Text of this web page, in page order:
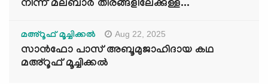
നിന്ന് മലബാർ തീരങ്ങളിലേക്കുള്ള...
മഅ്റൂഫ് മൂച്ചിക്കല്‍ Aug 22, 2025
സാൻഫോ പാസ് അബൂമുജാഹിദായ കഥ
മഅ്റൂഫ് മൂച്ചിക്കല്‍